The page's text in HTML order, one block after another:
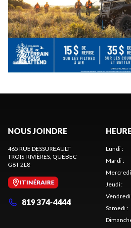
NOUS JOINDRE
465 RUE DESSUREAULT
TROIS-RIVIÈRES, QUÉBEC
G8T 2L8
ITINÉRAIRE
819 374-4444
Lundi:
Mardi:
Mercredi
Jeudi:
Vendredi
Samedi: